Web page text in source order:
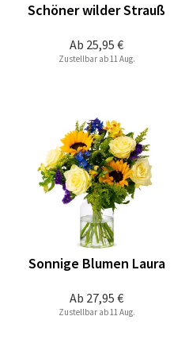
Ab 25,95 €
Schöner wilder Strauß
Zustellbar ab 11 Aug.
Ab 27,95 €
Sonnige Blumen Laura
Zustellbar ab 11 Aug.